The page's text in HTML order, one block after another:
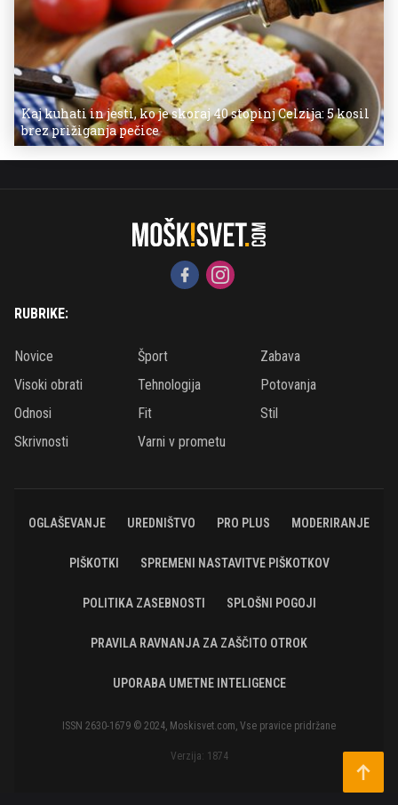
Kaj kuhati in jesti, ko je skoraj 40 stopinj Celzija: 5 kosil
brez prižiganja pečice
RUBRIKE:
Novice Šport
Zabava
Visoki obrati
Tehnologija
Potovanja
Odnosi
Fit
Stil
Skrivnosti
Varni v prometu
OGLAŠEVANJE UREDNIŠTVO PRO PLUS MODERIRANJE
PIŠKOTKI SPREMENI NASTAVITVE PIŠKOTKOV
POLITIKA ZASEBNOSTI SPLOŠNI POGOJI
PRAVILA RAVNANJA ZA ZAŠČITO OTROK
UPORABA UMETNE INTELIGENCE
ISSN 2630-1679 © 2024, Moskisvet.com, Vse pravice pridržane
Verzija: 1874